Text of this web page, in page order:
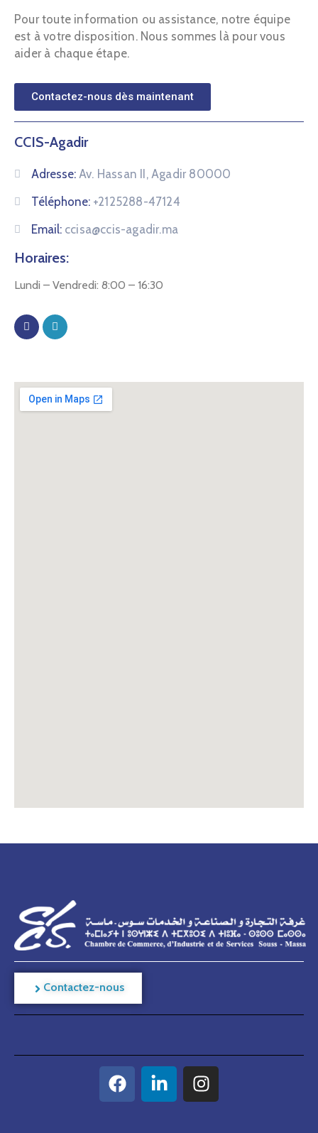
Pour toute information ou assistance, notre équipe
est à votre disposition. Nous sommes là pour vous
aider à chaque étape.
Contactez-nous dès maintenant
CCIS-Agadir
Adresse: Av. Hassan II, Agadir 80000
Téléphone: +2125288-47124
Email: ccisa@ccis-agadir.ma
Horaires:
Lundi – Vendredi: 8:00 – 16:30
Contactez-nous